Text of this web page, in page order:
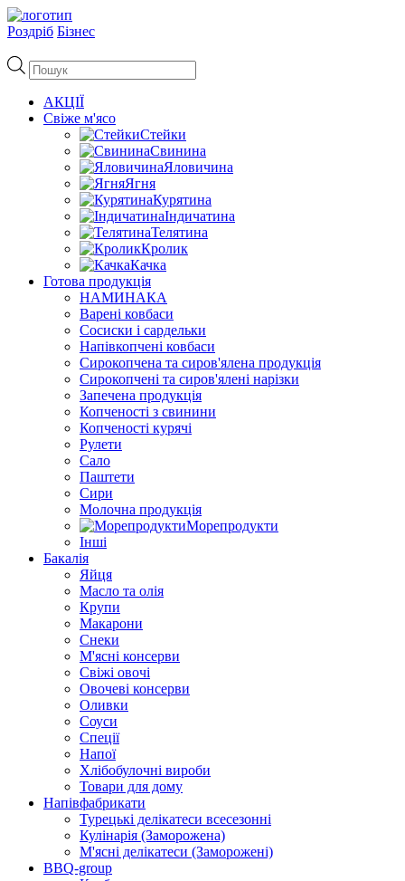
Роздріб Бізнес
Пошук
товарів
АКЦІЇ
Свіже м'ясо
Стейки
Свинина
Яловичина
Ягня
Курятина
Індичатина
Телятина
Кролик
Качка
Готова продукція
НАМИНАКА
Варені ковбаси
Сосиски і сардельки
Напівкопчені ковбаси
Сирокопчена та сиров'ялена продукція
Сирокопчені та сиров'ялені нарізки
Запечена продукція
Копченості з свинини
Копченості курячі
Рулети
Сало
Паштети
Сири
Молочна продукція
Морепродукти
Інші
Бакалія
Яйця
Масло та олія
Крупи
Макарони
Снеки
М'ясні консерви
Свіжі овочі
Овочеві консерви
Оливки
Соуси
Спеції
Напої
Хлібобулочні вироби
Товари для дому
Напівфабрикати
Турецькі делікатеси всесезонні
Кулінарія (Заморожена)
М'ясні делікатеси (Заморожені)
BBQ-group